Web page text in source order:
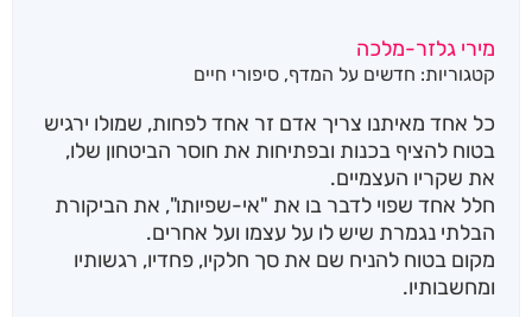
מירי גלזר-מלכה
קטגוריות: חדשים על המדף, סיפורי חיים
כל אחד מאיתנו צריך אדם זר אחד לפחות, שמולו ירגיש
בטוח להציף בכנות ובפתיחות את חוסר הביטחון שלו,
את שקריו העצמיים.
חלל אחד שפוי לדבר בו את "אי-שפיותו", את הביקורת
הבלתי נגמרת שיש לו על עצמו ועל אחרים.
מקום בטוח להניח שם את סך חלקיו, פחדיו, רגשותיו
ומחשבותיו.